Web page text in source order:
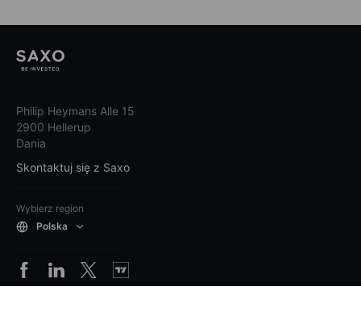
Philip Heymans Alle 15
2900 Hellerup
Dania
Skontaktuj się z Saxo
Wybierz region
Polska